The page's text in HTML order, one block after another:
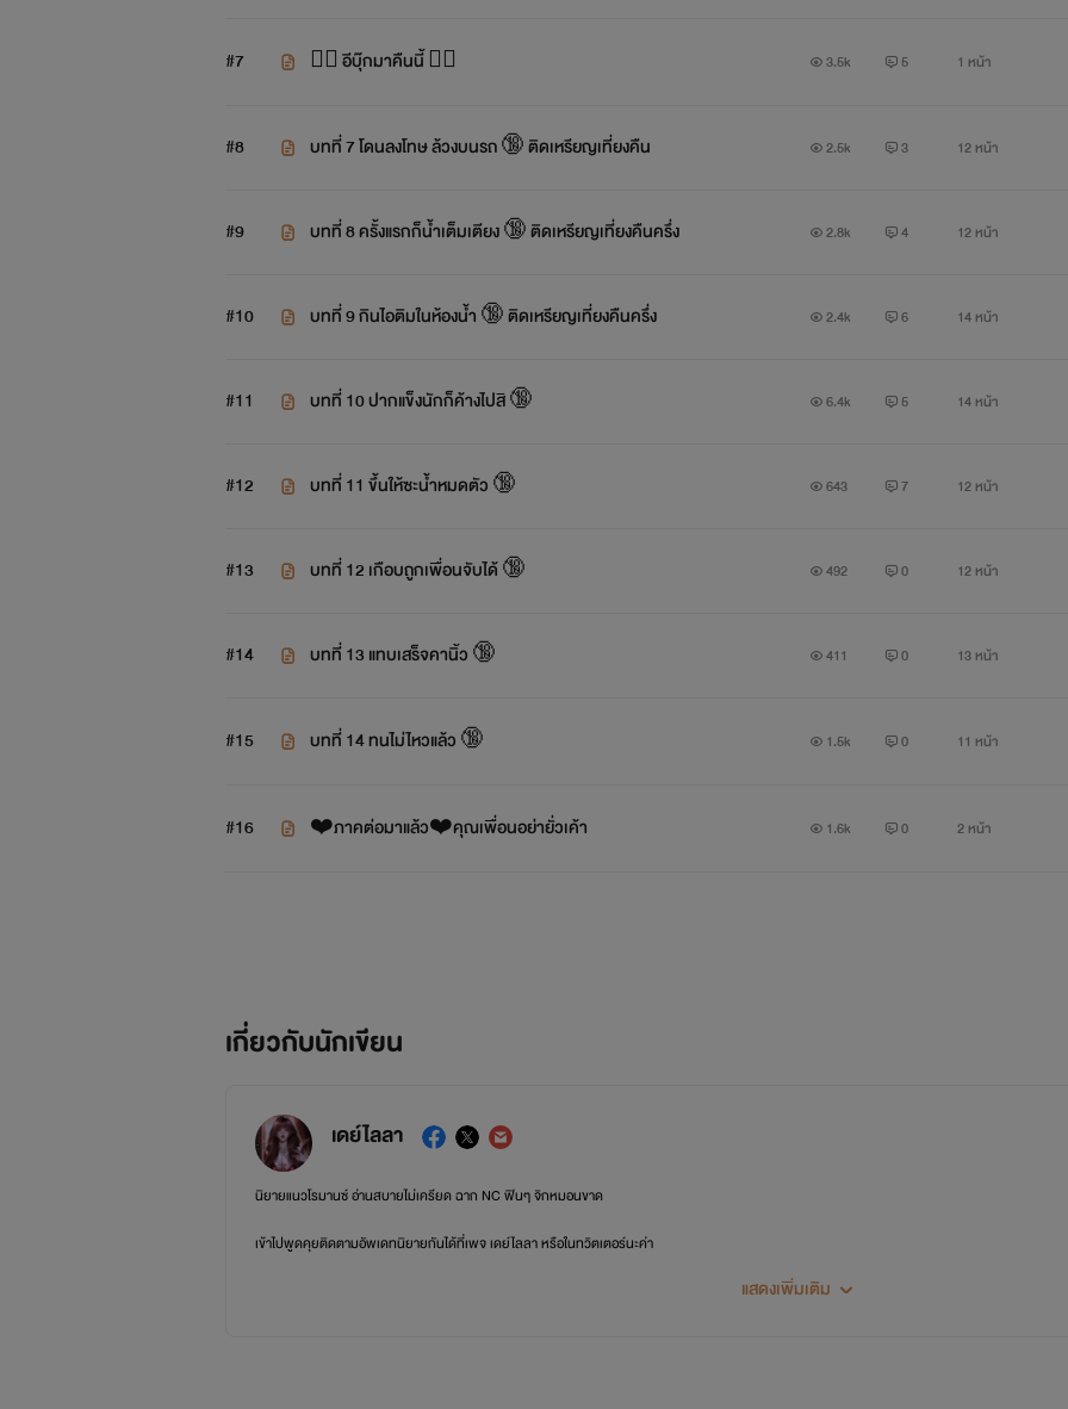
#7 ❤️‍🔥 อีบุ๊กมาคืนนี้ ❤️‍🔥 3.5k 5 1 หน้า
#8 บทที่ 7 โดนลงโทษ ล้วงบนรถ 🔞 ติดเหรียญเที่ยงคืน 2.5k 3 12 หน้า
#9 บทที่ 8 ครั้งแรกก็น้ำเต็มเตียง 🔞 ติดเหรียญเที่ยงคืนครึ่ง 2.8k 4 12 หน้า
#10 บทที่ 9 กินไอติมในห้องน้ำ 🔞 ติดเหรียญเที่ยงคืนครึ่ง 2.4k 6 14 หน้า
#11 บทที่ 10 ปากแข็งนักก็ค้างไปสิ 🔞 6.4k 5 14 หน้า
#12 บทที่ 11 ขึ้นให้ซะน้ำหมดตัว 🔞 643 7 12 หน้า
#13 บทที่ 12 เกือบถูกเพื่อนจับได้ 🔞 492 0 12 หน้า
#14 บทที่ 13 แทบเสร็จคานิ้ว 🔞 411 0 13 หน้า
#15 บทที่ 14 ทนไม่ไหวแล้ว 🔞 1.5k 0 11 หน้า
#16 ❤️ภาคต่อมาแล้ว❤️คุณเพื่อนอย่ายั่วเค้า 1.6k 0 2 หน้า
เกี่ยวกับนักเขียน
เดย์ไลลา
นิยายแนวโรมานซ์ อ่านสบายไม่เครียด ฉาก NC ฟินๆ จิกหมอนขาด
เข้าไปพูดคุยติดตามอัพเดทนิยายกันได้ที่เพจ เดย์ไลลา หรือในทวิตเตอร์นะค่า
แสดงเพิ่มเติม